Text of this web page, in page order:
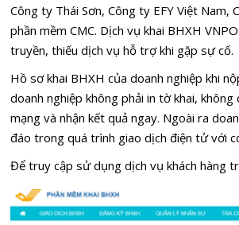
Công ty Thái Sơn, Công ty EFY Việt
phần mềm CMC. Dịch vụ khai BHXH
truyền, thiếu dịch vụ hỗ trợ khi gặp sự cố.
Hồ sơ khai BHXH của doanh nghiệp khi
doanh nghiệp không phải in tờ khai,
mạng và nhận kết quả ngay. Ngoài ra
đáo trong quá trình giao dịch điện tử với
Để truy cập sử dụng dịch vụ khách hàng